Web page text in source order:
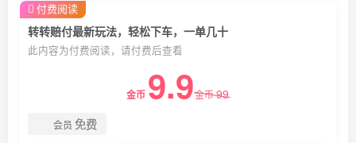
转转赔付最新玩法，轻松下车，一单几十
此内容为付费阅读，请付费后查看
金币 9.9金币99
会员 免费
付费阅读